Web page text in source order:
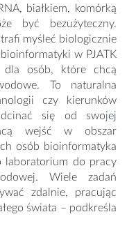
białkiem, komórką
być bezużyteczny.
myśleć biologicznie
w PJATK
dla osób, które chcą
To naturalna
czy kierunków
się od swojej
wejść w obszar
osób bioinformatyka
laboratorium do pracy
Wiele zadań
zdalnie, pracując
świata – podkreśla